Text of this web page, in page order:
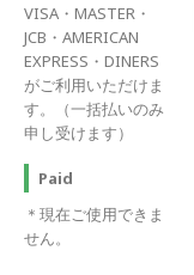
VISA・MASTER・
JCB・AMERICAN
EXPRESS・DINERS
がご利用いただけま
す。（一括払いのみ
申し受けます）
Paid
＊現在ご使用できま
せん。